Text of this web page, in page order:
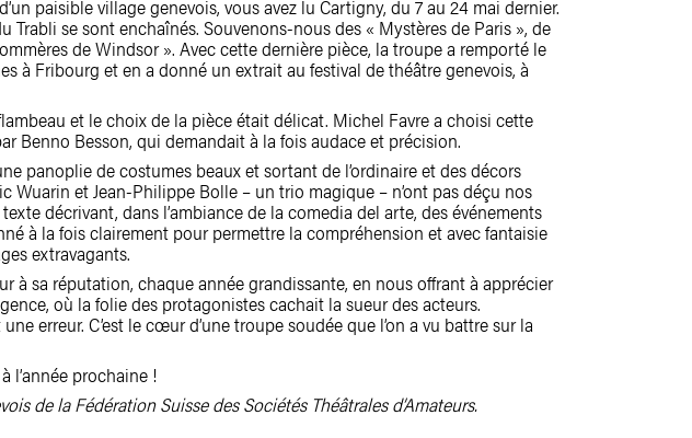
paisible village genevois, vous avez lu Cartigny, du 7 au 24 mai dernier.
Trabli se sont enchaînés. Souvenons-nous des « Mystères de Paris », de
de Windsor ». Avec cette dernière pièce, la troupe a remporté le
à Fribourg et en a donné un extrait au festival de théâtre genevois, à
et le choix de la pièce était délicat. Michel Favre a choisi cette
Benno Besson, qui demandait à la fois audace et précision.
panoplie de costumes beaux et sortant de l’ordinaire et des décors
Wuarin et Jean-Philippe Bolle – un trio magique – n’ont pas déçu nos
décrivant, dans l’ambiance de la comedia del arte, des événements
à la fois clairement pour permettre la compréhension et avec fantaisie
extravagants.
à sa réputation, chaque année grandissante, en nous offrant à apprécier
où la folie des protagonistes cachait la sueur des acteurs.
erreur. C’est le cœur d’une troupe soudée que l’on a vu battre sur la
l’année prochaine !
de la Fédération Suisse des Sociétés Théâtrales d’Amateurs.